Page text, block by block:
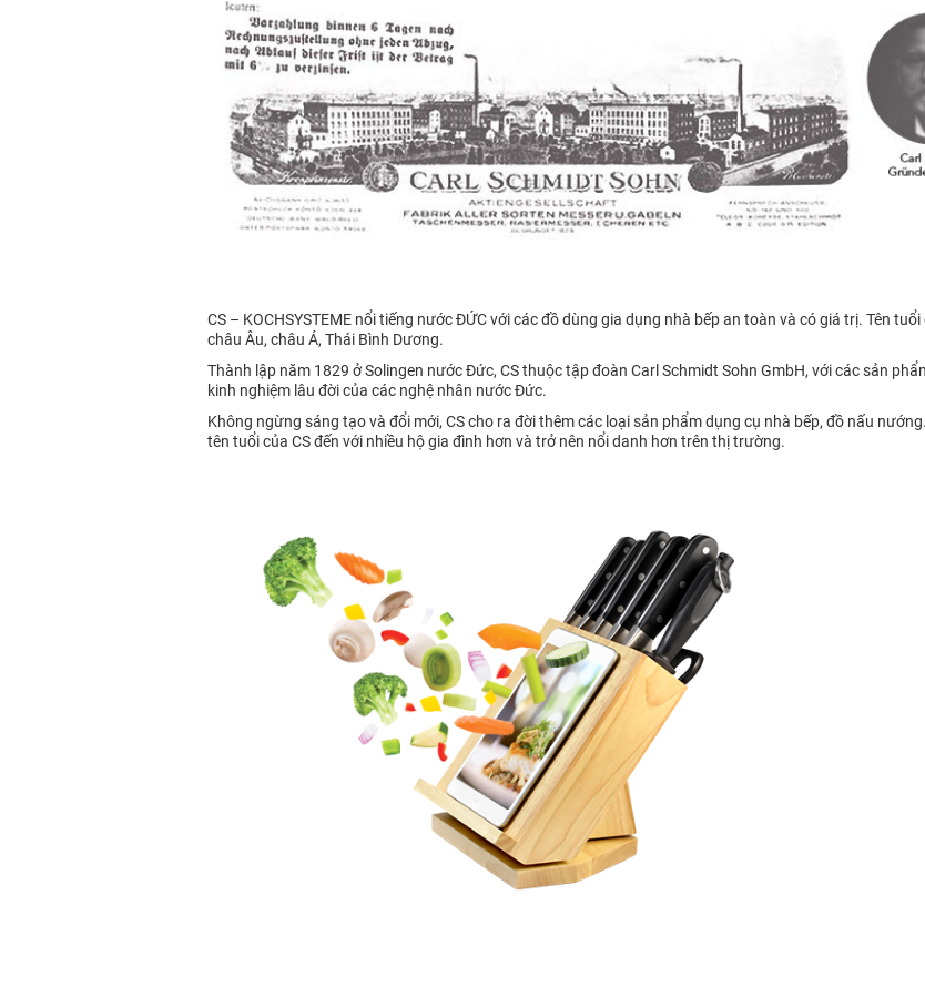
CS – KOCHSYSTEME nổi tiếng nước ĐỨC với các đồ dùng gia dụng nhà bếp an toàn và có giá trị. Tên
châu Âu, châu Á, Thái Bình Dương.
Thành lập năm 1829 ở Solingen nước Đức, CS thuộc tập đoàn Carl Schmidt Sohn GmbH, với các sản
kinh nghiệm lâu đời của các nghệ nhân nước Đức.
Không ngừng sáng tạo và đổi mới, CS cho ra đời thêm các loại sản phẩm dụng cụ nhà bếp, đồ nấu
tên tuổi của CS đến với nhiều hộ gia đình hơn và trở nên nổi danh hơn trên thị trường.